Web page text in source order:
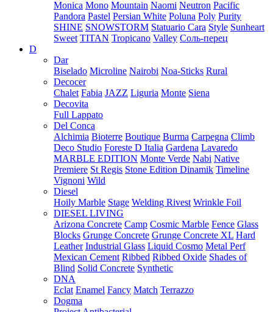
Monica Mono Mountain Naomi Neutron Pacific
Pandora Pastel Persian White Poluna Poly Purity
SHINE SNOWSTORM Statuario Cara Style Sunheart
Sweet TITAN Tropicano Valley Соль-перец
D
Dar
Biselado Microline Nairobi Noa-Sticks Rural
Decocer
Chalet Fabia JAZZ Liguria Monte Siena
Decovita
Full Lappato
Del Conca
Alchimia Bioterre Boutique Burma Carpegna Climb
Deco Studio Foreste D Italia Gardena Lavaredo
MARBLE EDITION Monte Verde Nabi Native
Premiere St Regis Stone Edition Dinamik Timeline
Vignoni Wild
Diesel
Hoily Marble Stage Welding Rivest Wrinkle Foil
DIESEL LIVING
Arizona Concrete Camp Cosmic Marble Fence Glass
Blocks Grunge Concrete Grunge Concrete XL Hard
Leather Industrial Glass Liquid Cosmo Metal Perf
Mexican Cement Ribbed Ribbed Oxide Shades of
Blind Solid Concrete Synthetic
DNA
Eclat Enamel Fancy Match Terrazzo
Dogma